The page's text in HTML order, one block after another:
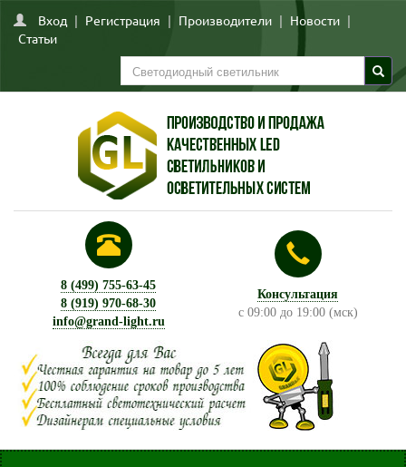
Вход | Регистрация | Производители | Новости |
Статьи
8 (499) 755-63-45
8 (919) 970-68-30
info@grand-light.ru
Консультация
с 09:00 до 19:00 (мск)